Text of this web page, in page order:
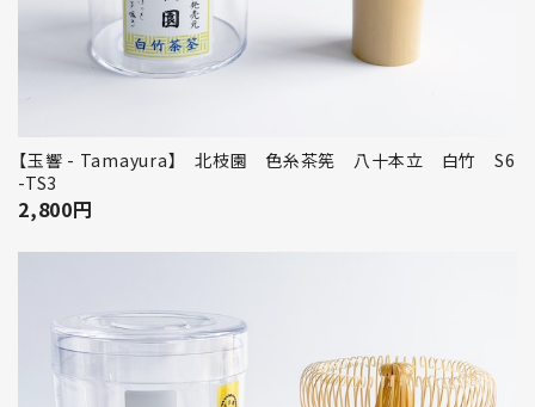
【玉響 - Tamayura】 北枝園 色糸茶筅 八十本立 白竹 S6
-TS3
2,800円